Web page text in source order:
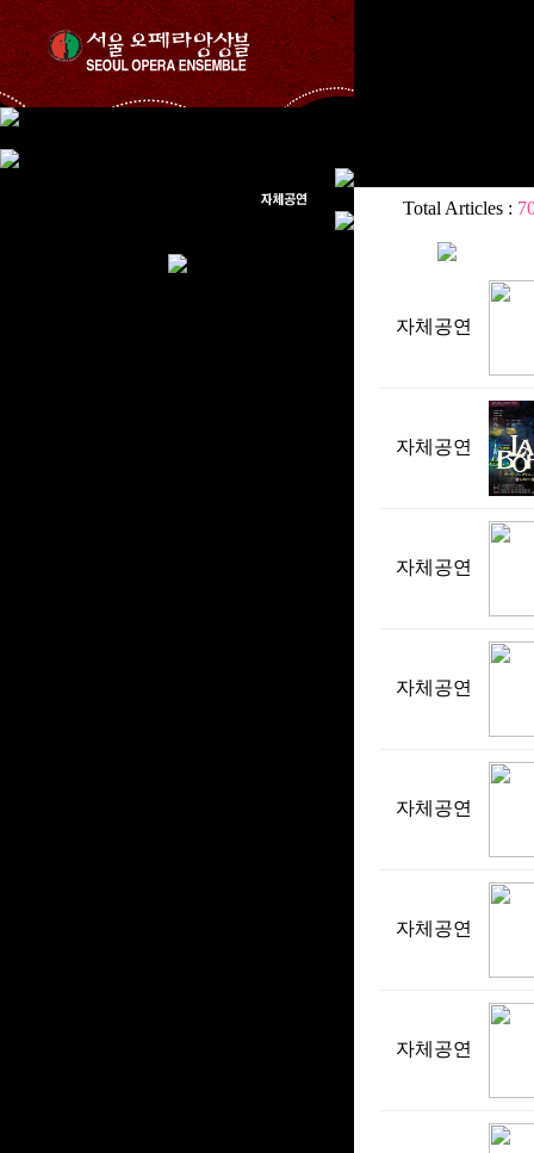
Total Articles :
자체공연
자체공연
자체공연
자체공연
자체공연
자체공연
자체공연